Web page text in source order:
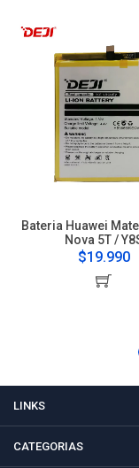
Bateria Huawei
Nova 5T /
$19.990
LINKS
CATEGORIAS